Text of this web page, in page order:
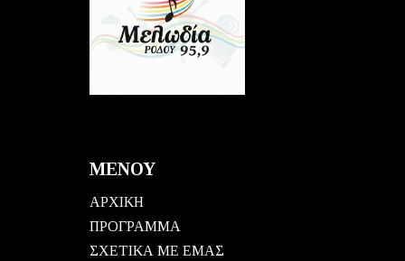
ΜΕΝΟΥ
ΑΡΧΙΚΗ
ΠΡΟΓΡΑΜΜΑ
ΣΧΕΤΙΚΑ ΜΕ ΕΜΑΣ